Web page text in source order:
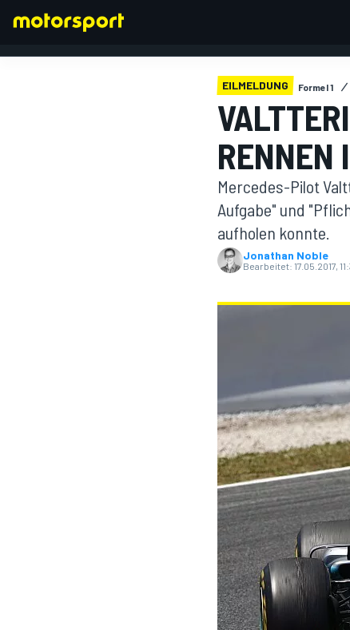
EILMELDUNG Formel 1
RENNEN
Mercedes-Pilot
Aufgabe" und
aufholen konnte.
Jonathan Noble
Bearbeitet: 17.05.2017,